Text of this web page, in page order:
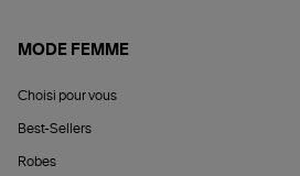
MODE FEMME
Choisi pour vous
Best-Sellers
Robes